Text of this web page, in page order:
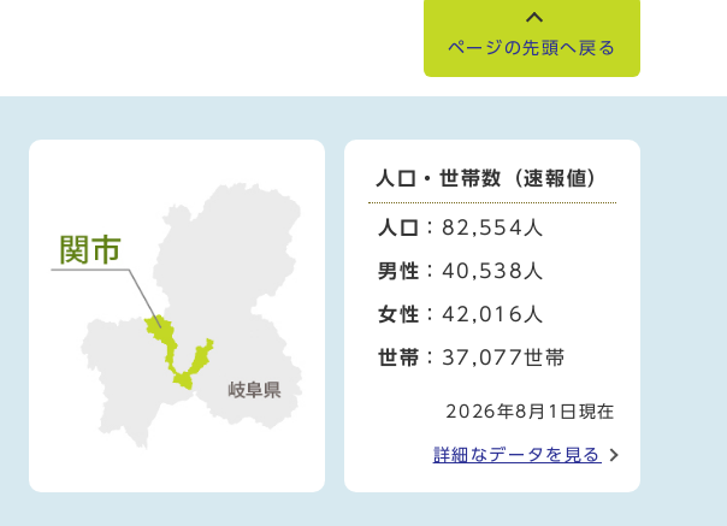
ページの先頭へ戻る
人口・世帯数（速報値）
人口 ：82,554人
男性 ：40,538人
女性 ：42,016人
世帯 ：37,077世帯
2026年8月1日現在
詳細なデータを見る